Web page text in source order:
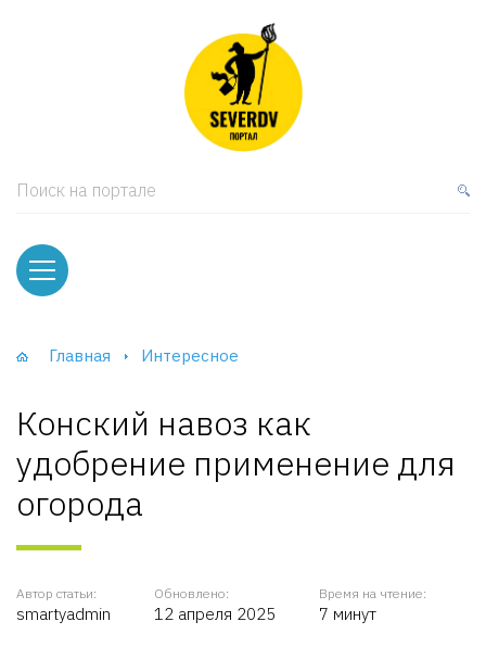
Поиск на портале
Главная Интересное
Конский навоз как
удобрение применение для
огорода
Автор статьи:
smartyadmin
Обновлено:
12 апреля 2025
Время на чтение:
7 минут
и тумбы
и Шкафы-Купе